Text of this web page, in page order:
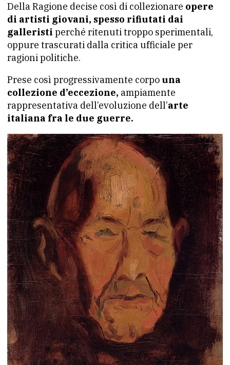
Della Ragione decise così di collezionare opere
di artisti giovani, spesso rifiutati dai
galleristi perché ritenuti troppo sperimentali,
oppure trascurati dalla critica ufficiale per
ragioni politiche.
Prese così progressivamente corpo una
collezione d’eccezione, ampiamente
rappresentativa dell’evoluzione dell’arte
italiana fra le due guerre.